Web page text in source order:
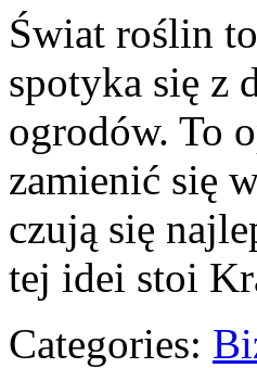
Świat roślin
spotyka się z
ogrodów. To
zamienić się
czują się
tej idei stoi
Categories: